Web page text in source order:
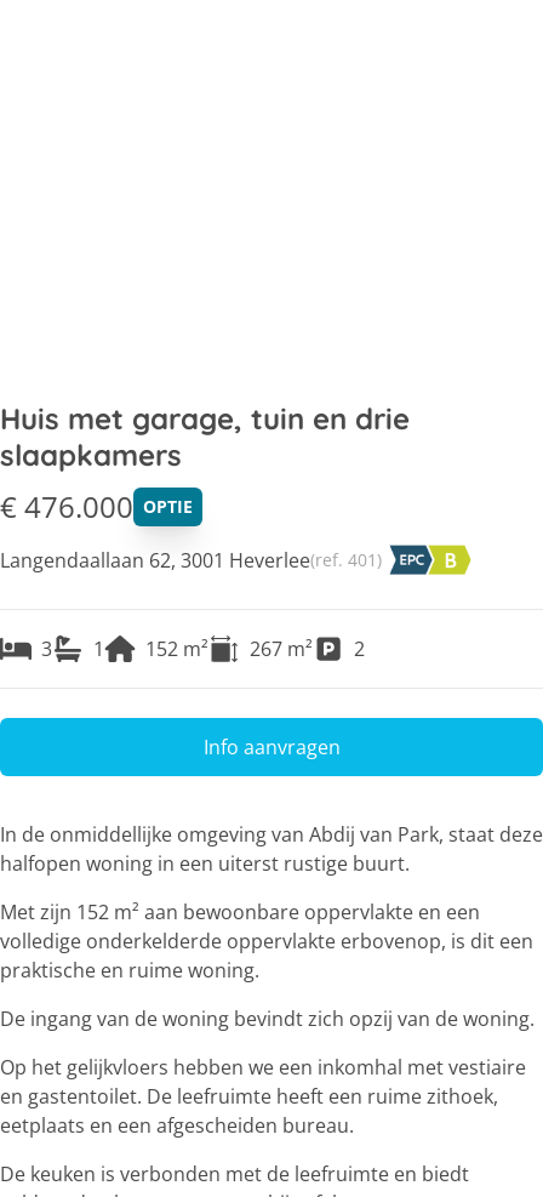
Huis met garage, tuin en drie
slaapkamers
€ 476.000 OPTIE
Langendaallaan 62, 3001 Heverlee(ref. 401)
3 1 152 m² 267 m² 2
Info aanvragen
In de onmiddellijke omgeving van Abdij van Park, staat deze
halfopen woning in een uiterst rustige buurt.
Met zijn 152 m² aan bewoonbare oppervlakte en een
volledige onderkelderde oppervlakte erbovenop, is dit een
praktische en ruime woning.
De ingang van de woning bevindt zich opzij van de woning.
Op het gelijkvloers hebben we een inkomhal met vestiaire
en gastentoilet. De leefruimte heeft een ruime zithoek,
eetplaats en een afgescheiden bureau.
De keuken is verbonden met de leefruimte en biedt